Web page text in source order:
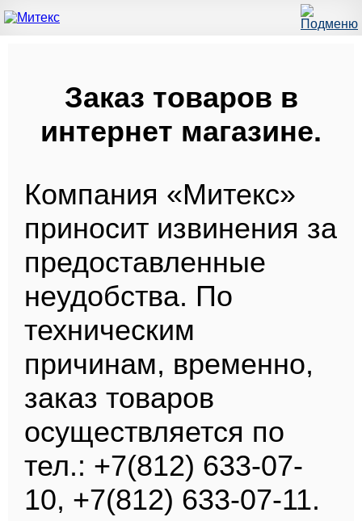
Заказ товаров в
интернет магазине.
Компания «Митекс»
приносит извинения за
предоставленные
неудобства. По
техническим
причинам, временно,
заказ товаров
осуществляется по
тел.: +7(812) 633-07-
10, +7(812) 633-07-11.